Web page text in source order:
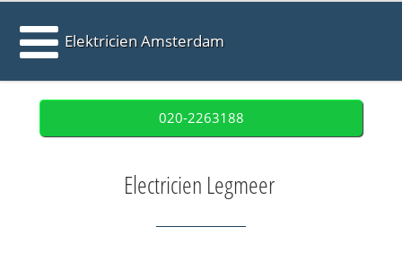
Elektricien Amsterdam
020-2263188
Electricien Legmeer